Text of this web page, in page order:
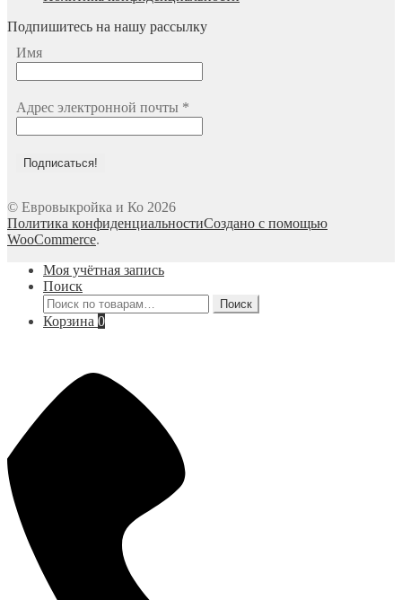
Подпишитесь на нашу рассылку
Имя
Адрес электронной почты *
© Евровыкройка и Ко 2026
Политика конфиденциальностиСоздано с помощью
WooCommerce.
Моя учётная запись
Поиск
Искать:
Поиск
Корзина 0